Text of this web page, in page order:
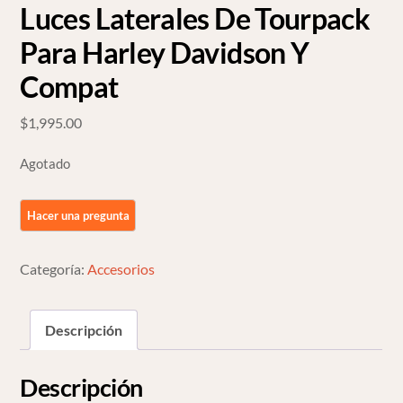
Luces Laterales De Tourpack
Para Harley Davidson Y
Compat
$1,995.00
Agotado
Categoría:Accesorios
Descripción
Descripción